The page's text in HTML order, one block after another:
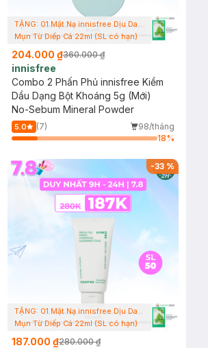
TẶNG: 01 Mặt Nạ innisfree Dịu Da
Mụn Từ Diếp Cá 22ml (SL có hạn)
204.000 ₫360.000 ₫
innisfree
Combo 2 Phấn Phủ innisfree Kiềm
Dầu Dạng Bột Khoáng 5g (Mới)
No-Sebum Mineral Powder
5.0 (7)
98/tháng
18%
-33 %
TẶNG: 01 Mặt Nạ innisfree Dịu Da
Mụn Từ Diếp Cá 22ml (SL có hạn)
187.000 ₫280.000 ₫